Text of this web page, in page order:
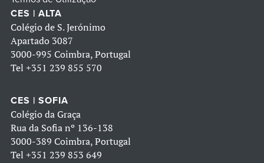
CES | ALTA
Colégio de S. Jerónimo
Apartado 3087
3000-995 Coimbra, Portugal
Tel +351 239 855 570
CES | SOFIA
Colégio da Graça
Rua da Sofia nº 136-138
3000-389 Coimbra, Portugal
Tel +351 239 853 649